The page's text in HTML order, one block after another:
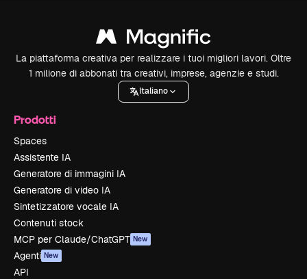
La piattaforma creativa per realizzare i tuoi migliori lavori. Oltre
1 milione di abbonati tra creativi, imprese, agenzie e studi.
Italiano
Prodotti
Spaces
Assistente IA
Generatore di immagini IA
Generatore di video IA
Sintetizzatore vocale IA
Contenuti stock
MCP per Claude/ChatGPT New
Agenti New
API